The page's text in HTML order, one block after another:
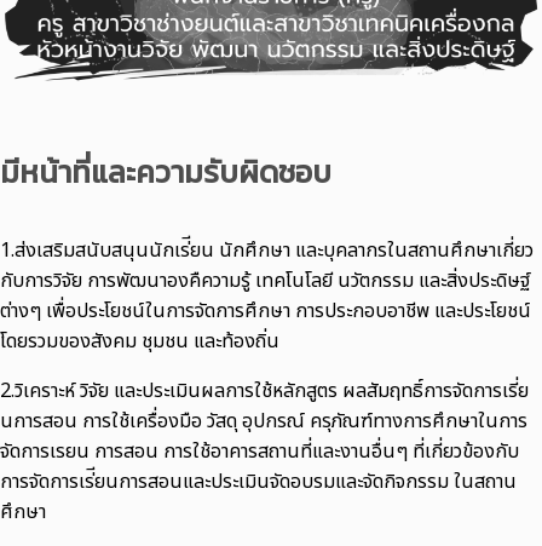
มีหน้าที่และความรับผิดชอบ
1.ส่งเสริมสนับสนุนนักเร่ียน นักศึกษา และบุคลากรในสถานศึกษาเกี่ยว
กับการวิจัย การพัฒนาองคืความรู้ เทคโนโลยี นวัตกรรม และสิ่งประดิษฐ์
ต่างๆ เพื่อประโยชน์ในการจัดการศึกษา การประกอบอาชีพ และประโยชน์
โดยรวมของสังคม ชุมชน และท้องถิ่น
2.วิเคราะห์ วิจัย และประเมินผลการใช้หลักสูตร ผลสัมฤทธิ์การจัดการเรี่ย
นการสอน การใช้เครื่องมือ วัสดุ อุปกรณ์ ครุภัณฑ์ทางการศึกษาในการ
จัดการเรยน การสอน การใช้อาคารสถานที่และงานอื่นๆ ที่เกี่ยวข้องกับ
การจัดการเร่ียนการสอนและประเมินจัดอบรมและจัดกิจกรรม ในสถาน
ศึกษา